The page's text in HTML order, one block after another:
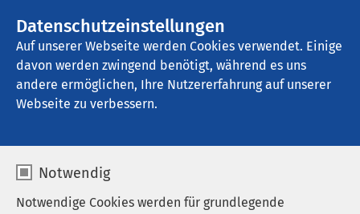
Datenschutzeinstellungen
Auf unserer Webseite werden Cookies verwendet. Einige
davon werden zwingend benötigt, während es uns
andere ermöglichen, Ihre Nutzererfahrung auf unserer
Webseite zu verbessern.
Notwendig
Notwendige Cookies werden für grundlegende
AMEOS Klinikum Neustadt
Nachrichten